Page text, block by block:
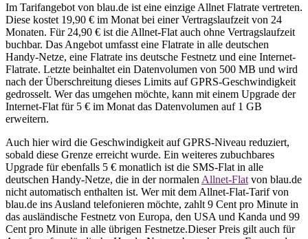
Im Tarifangebot von blau.de ist eine einzige Allnet Flatrate vertreten.
Diese kostet 19,90 € im Monat bei einer Vertragslaufzeit von 24
Monaten. Für 24,90 € ist die Allnet-Flat auch ohne Vertragslaufzeit
buchbar. Das Angebot umfasst eine Flatrate in alle deutschen
Handy-Netze, eine Flatrate ins deutsche Festnetz und eine Internet-
Flatrate. Letzte beinhaltet ein Datenvolumen von 500 MB und wird
nach der Überschreitung dieses Limits auf GPRS-Geschwindigkeit
gedrosselt. Wer das umgehen möchte, kann mit einem Upgrade der
Internet-Flat für 5 € im Monat das Datenvolumen auf 1 GB
erweitern.
Auch hier wird die Geschwindigkeit auf GPRS-Niveau reduziert,
sobald diese Grenze erreicht wurde. Ein weiteres zubuchbares
Upgrade für ebenfalls 5 € monatlich ist die SMS-Flat in alle
deutschen Handy-Netze, die in der normalen Allnet-Flat von blau.de
nicht automatisch enthalten ist. Wer mit dem Allnet-Flat-Tarif von
blau.de ins Ausland telefonieren möchte, zahlt 9 Cent pro Minute in
das ausländische Festnetz von Europa, den USA und Kanda und 99
Cent pro Minute in alle übrigen Festnetze.Dieser Preis gilt auch für